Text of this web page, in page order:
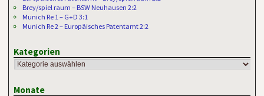
Brey/spiel raum – BSW Neuhausen 2:2
Munich Re 1 – G+D 3:1
Munich Re 2 – Europäisches Patentamt 2:2
Kategorien
Monate